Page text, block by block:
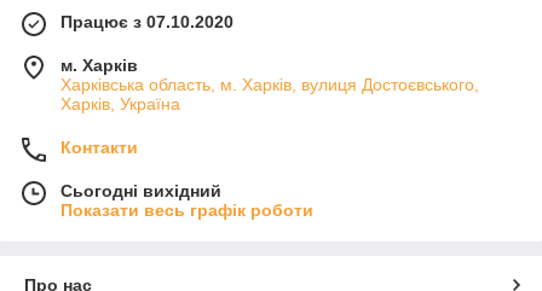
Працює з 07.10.2020
м. Харків
Харківська область, м. Харків, вулиця Достоєвського,
Харків, Україна
Контакти
Сьогодні вихідний
Показати весь графік роботи
Про нас